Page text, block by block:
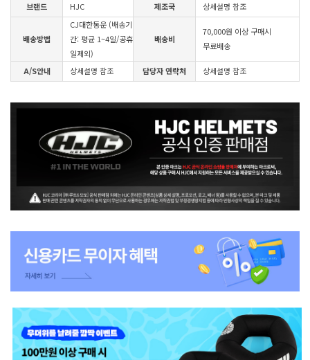
브랜드 HJC 제조국 상세설명 참조
배송방법
CJ대한통운 (배송기
간: 평균 1~4일/공휴
일제외)
배송비
70,000원 이상 구매시
무료배송
A/S안내 상세설명 참조 담당자 연락처 상세설명 참조